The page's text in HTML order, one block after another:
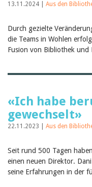
13.11.2024 | Aus den
Durch gezielte
die Teams in Wohlen
Fusion von Bibliothek und
«Ich habe
gewechselt»
22.11.2023 | Aus den
Seit rund 500 Tagen
einen neuen Direktor.
seine Erfahrungen in der